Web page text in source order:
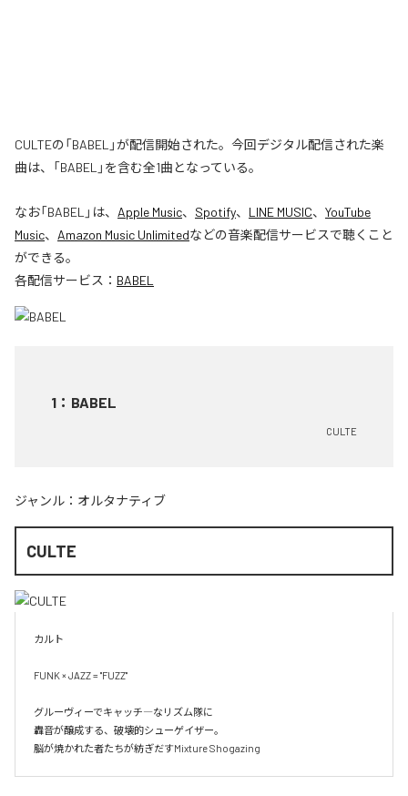
CULTEの「BABEL」が配信開始された。今回デジタル配信された楽
曲は、「BABEL」を含む全1曲となっている。
なお「BABEL 」は、 Apple Music、 Spotify、 LINE MUSIC、 YouTube
Music、 Amazon Music Unlimitedなどの音楽配信サービスで聴くこと
ができる。
各配信サービス： BABEL
1 ： BABEL
CULTE
ジャンル： オルタナティブ
CULTE
カルト
FUNK × JAZZ = "FUZZ"
グルーヴィーでキャッチ―なリズム隊に
轟音が醸成する、破壊的シューゲイザー。
脳が焼かれた者たちが紡ぎだすMixture Shogazing